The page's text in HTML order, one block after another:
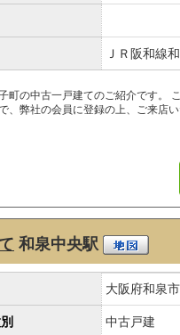
ＪＲ阪和線
町の中古一戸建てのご紹介です。
、弊社の会員に登録の上、ご来店
和泉中央駅
大阪府和泉
中古戸建